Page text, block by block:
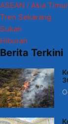
ASEAN / Asia Timur
Tren Sekarang
Sukan
Hiburan
Berita Terkini